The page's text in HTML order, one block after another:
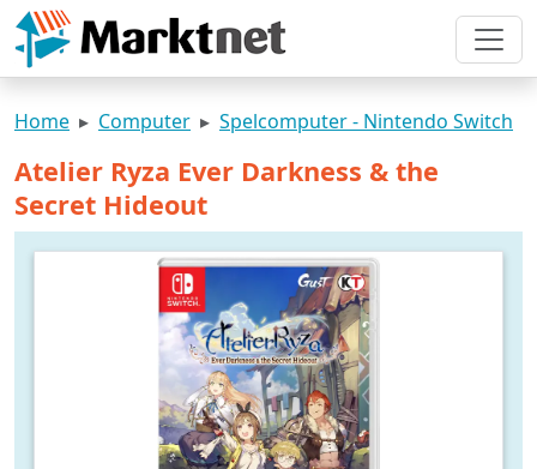
Home Computer Spelcomputer - Nintendo Switch
Atelier Ryza Ever Darkness & the
Secret Hideout